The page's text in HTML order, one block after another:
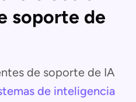
soporte de
de soporte de IA
de inteligencia